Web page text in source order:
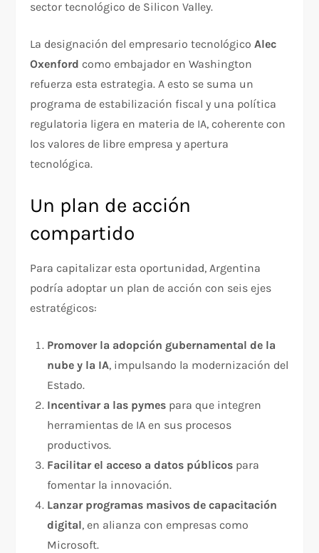
sector tecnológico de Silicon Valley.
La designación del empresario tecnológicoAlec
Oxenford como embajador en Washington
refuerza esta estrategia. A esto se suma un
programa de estabilización fiscal y una política
regulatoria ligera en materia de IA, coherente con
los valores de libre empresa y apertura
tecnológica.
Un plan de acción
compartido
Para capitalizar esta oportunidad, Argentina
podría adoptar un plan de acción con seis ejes
estratégicos:
Promover la adopción gubernamental de la
nube y la IA, impulsando la modernización del
Estado.
Incentivar a las pymes para que integren
herramientas de IA en sus procesos
productivos.
Facilitar el acceso a datos públicos para
fomentar la innovación.
Lanzar programas masivos de capacitación
digital, en alianza con empresas como
Microsoft.